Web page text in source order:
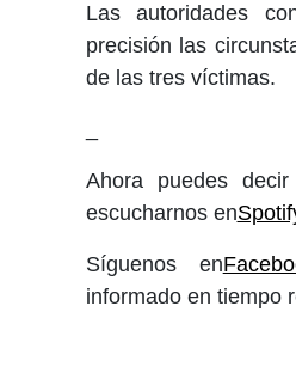
Las autoridades
precisión las
de las tres víctimas.
Ahora puedes
escucharnos en
Síguenos en
informado en tiempo